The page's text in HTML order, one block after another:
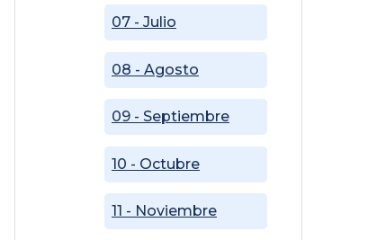
07 - Julio
08 - Agosto
09 - Septiembre
10 - Octubre
11 - Noviembre